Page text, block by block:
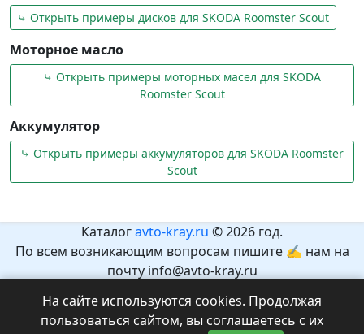
⤷ Открыть примеры дисков для SKODA Roomster Scout
Моторное масло
⤷ Открыть примеры моторных масел для SKODA
Roomster Scout
Аккумулятор
⤷ Открыть примеры аккумуляторов для SKODA Roomster
Scout
Каталогavto-kray.ru © 2026 год.
По всем возникающим вопросам пишите ✍ нам на
почту info@avto-kray.ru
которая может причинить вред здоровью и развитию
детей.
На сайте используются cookies. Продолжая
пользоваться сайтом, вы соглашаетесь с их